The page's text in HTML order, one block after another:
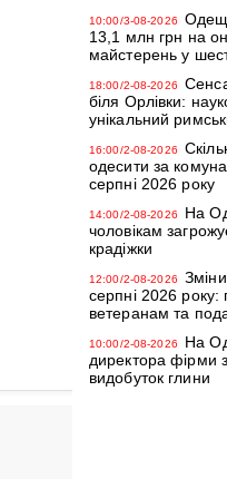
10:00/3-08-2026
13,1 млн грн на
майстерень у
18:00/2-08-2026
біля Орлівки:
унікальний
16:00/2-08-2026
одесити за
серпні 2026 року
14:00/2-08-2026
На
чоловікам
крадіжки
12:00/2-08-2026
серпні 2026 року:
ветеранам та
10:00/2-08-2026
На
директора фірми
видобуток глини